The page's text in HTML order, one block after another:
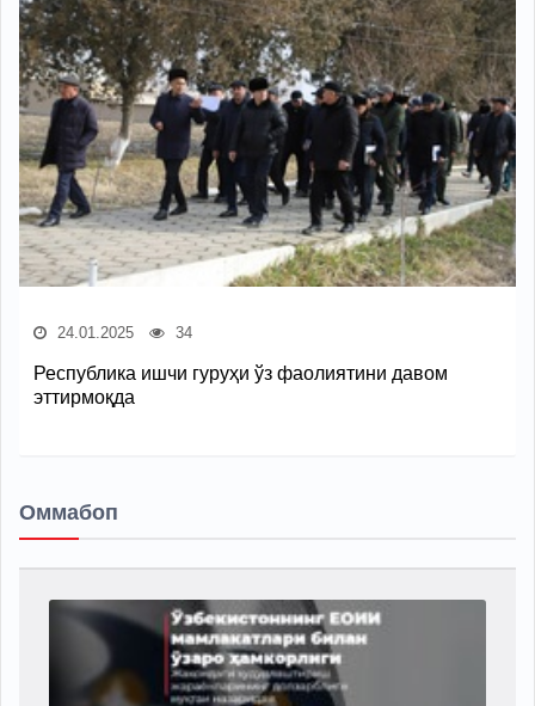
24.01.2025 34
Республика ишчи гуруҳи ўз фаолиятини давом
эттирмоқда
Оммабоп